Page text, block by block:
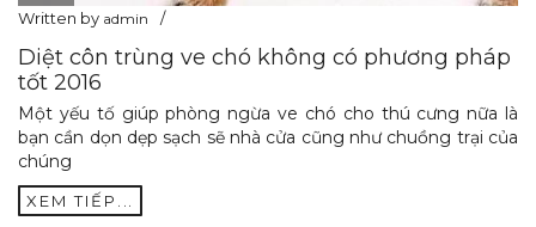
Written by admin
Diệt côn trùng ve chó không có phương pháp
tốt 2016
Một yếu tố giúp phòng ngừa ve chó cho thú cưng nữa là
bạn cần dọn dẹp sạch sẽ nhà cửa cũng như chuồng trại của
chúng
XEM TIẾP...